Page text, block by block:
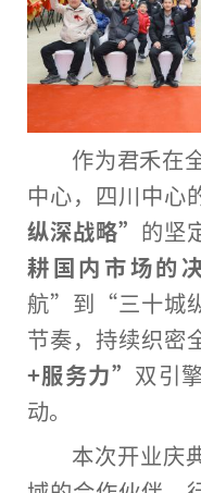
作为君禾在
中心，四川中心
纵深战略” 的坚
耕国内市场的
航”到“三十城
节奏，持续织密
+服务力” 双引
动。
本次开业庆